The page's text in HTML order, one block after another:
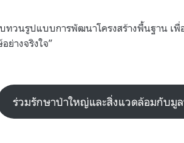
บทวนรูปแบบการพัฒนาโครงสร้างพื้นฐาน เ
ย่างจริงใจ”
ร่วมรักษาป่าใหญ่และสิ่งแวดล้อมกับมู